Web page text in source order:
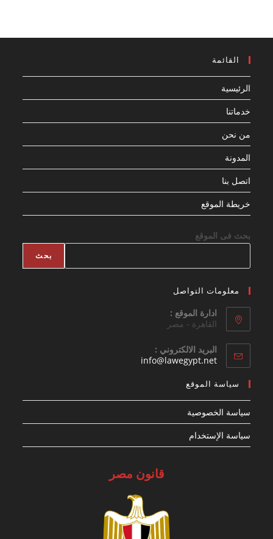
القائمة
الرئيسية
خدماتنا
من نحن
المدونة
اتصل بنا
خريطة الموقع
بحث فى الموقع
بحث
معلومات التواصل
ادارة الموقع :
القاهرة - مصر
البريد الالكتروني :
info@lawegypt.net
سياسة الموقع
سياسة الخصوصية
سياسة الإستخدام
قانون مصر